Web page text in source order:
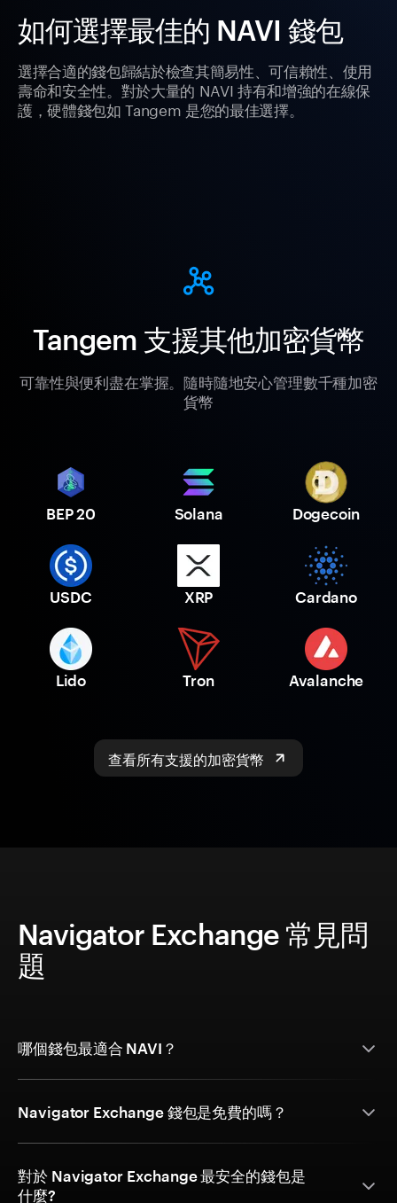
如何選擇最佳的 NAVI 錢包
選擇合適的錢包歸結於檢查其簡易性、可信賴性、使用
壽命和安全性。對於大量的 NAVI 持有和增強的在線保
護，硬體錢包如 Tangem 是您的最佳選擇。
Tangem 支援其他加密貨幣
可靠性與便利盡在掌握。隨時隨地安心管理數千種加密
貨幣
BEP 20 Solana Dogecoin
USDC XRP Cardano
Lido Tron Avalanche
查看所有支援的加密貨幣
Navigator Exchange 常見問
題
哪個錢包最適合 NAVI？
Navigator Exchange 錢包是免費的嗎？
對於 Navigator Exchange 最安全的錢包是
什麼?